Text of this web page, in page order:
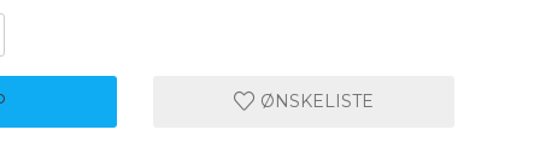
ØNSKELISTE